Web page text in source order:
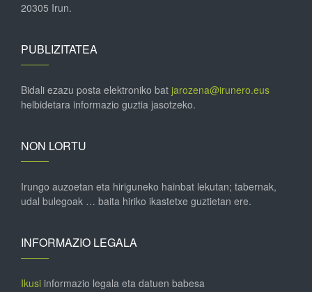
20305 Irun.
PUBLIZITATEA
Bidali ezazu posta elektroniko bat jarozena@irunero.eus
helbidetara informazio guztia jasotzeko.
NON LORTU
Irungo auzoetan eta hiriguneko hainbat lekutan; tabernak,
udal bulegoak … baita hiriko ikastetxe guztietan ere.
INFORMAZIO LEGALA
Ikusi informazio legala eta datuen babesa